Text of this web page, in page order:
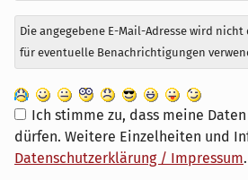
Die angegebene E-Mail-Adresse wird
für eventuelle Benachrichtigungen
Ich stimme zu, dass meine
dürfen. Weitere Einzelheiten und
Datenschutzerklärung / Impressum.